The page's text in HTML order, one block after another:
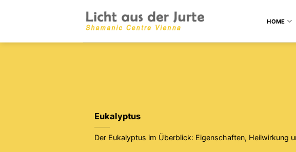
HOME
Eukalyptus
Der Eukalyptus im Überblick: Eigenschaften, Heilwirkung